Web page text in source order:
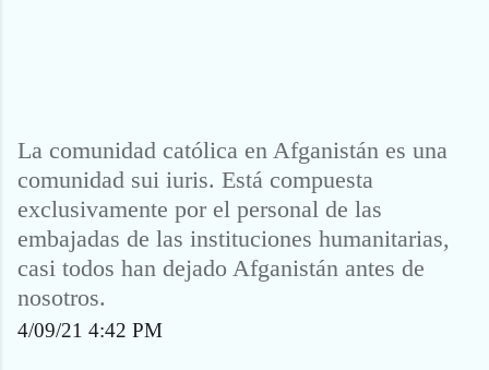
La comunidad católica en Afganistán es una
comunidad sui iuris. Está compuesta
exclusivamente por el personal de las
embajadas de las instituciones humanitarias,
casi todos han dejado Afganistán antes de
nosotros.
4/09/21 4:42 PM